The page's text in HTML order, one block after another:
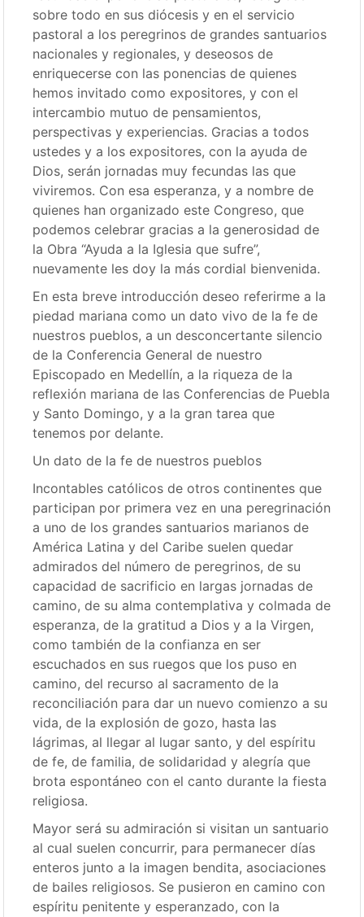
sobre todo en sus diócesis y en el servicio
pastoral a los peregrinos de grandes santuarios
nacionales y regionales, y deseosos de
enriquecerse con las ponencias de quienes
hemos invitado como expositores, y con el
intercambio mutuo de pensamientos,
perspectivas y experiencias. Gracias a todos
ustedes y a los expositores, con la ayuda de
Dios, serán jornadas muy fecundas las que
viviremos. Con esa esperanza, y a nombre de
quienes han organizado este Congreso, que
podemos celebrar gracias a la generosidad de
la Obra “Ayuda a la Iglesia que sufre”,
nuevamente les doy la más cordial bienvenida.
En esta breve introducción deseo referirme a la
piedad mariana como un dato vivo de la fe de
nuestros pueblos, a un desconcertante silencio
de la Conferencia General de nuestro
Episcopado en Medellín, a la riqueza de la
reflexión mariana de las Conferencias de Puebla
y Santo Domingo, y a la gran tarea que
tenemos por delante.
Un dato de la fe de nuestros pueblos
Incontables católicos de otros continentes que
participan por primera vez en una peregrinación
a uno de los grandes santuarios marianos de
América Latina y del Caribe suelen quedar
admirados del número de peregrinos, de su
capacidad de sacrificio en largas jornadas de
camino, de su alma contemplativa y colmada de
esperanza, de la gratitud a Dios y a la Virgen,
como también de la confianza en ser
escuchados en sus ruegos que los puso en
camino, del recurso al sacramento de la
reconciliación para dar un nuevo comienzo a su
vida, de la explosión de gozo, hasta las
lágrimas, al llegar al lugar santo, y del espíritu
de fe, de familia, de solidaridad y alegría que
brota espontáneo con el canto durante la fiesta
religiosa.
Mayor será su admiración si visitan un santuario
al cual suelen concurrir, para permanecer días
enteros junto a la imagen bendita, asociaciones
de bailes religiosos. Se pusieron en camino con
espíritu penitente y esperanzado, con la